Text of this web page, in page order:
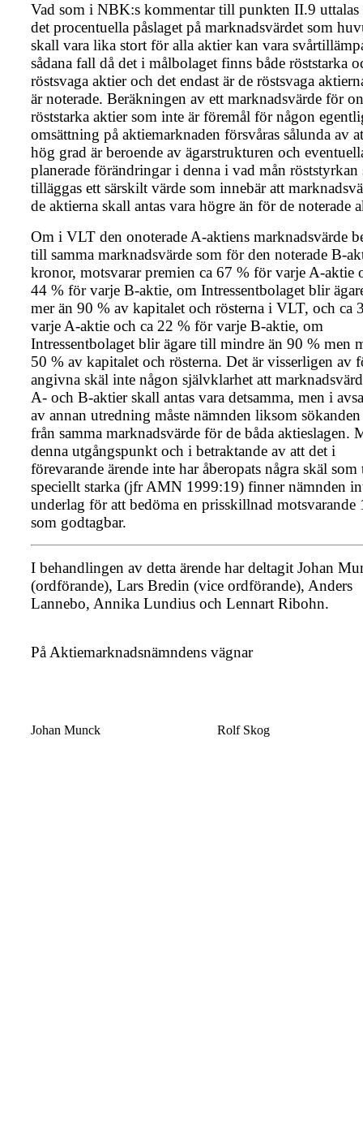
Vad som i NBK:s kommentar till punkten II.9 uttalas
det procentuella påslaget på marknadsvärdet som
skall vara lika stort för alla aktier kan vara
sådana fall då det i målbolaget finns både röststarka
röstsvaga aktier och det endast är de röstsvaga
är noterade. Beräkningen av ett marknadsvärde för
röststarka aktier som inte är föremål för någon
omsättning på aktiemarknaden försvåras sålunda av
hög grad är beroende av ägarstrukturen och
planerade förändringar i denna i vad mån röststyrkan
tilläggas ett särskilt värde som innebär att
de aktierna skall antas vara högre än för de noterade
Om i VLT den onoterade A-aktiens marknadsvärde
till samma marknadsvärde som för den noterade B-
kronor, motsvarar premien ca 67 % för varje A-aktie
44 % för varje B-aktie, om Intressentbolaget blir
mer än 90 % av kapitalet och rösterna i VLT, och ca
varje A-aktie och ca 22 % för varje B-aktie, om
Intressentbolaget blir ägare till mindre än 90 % men
50 % av kapitalet och rösterna. Det är visserligen av
angivna skäl inte någon självklarhet att
A- och B-aktier skall antas vara detsamma, men i
av annan utredning måste nämnden liksom
från samma marknadsvärde för de båda aktieslagen.
denna utgångspunkt och i betraktande av att det i
förevarande ärende inte har åberopats några skäl som
speciellt starka (jfr AMN 1999:19) finner nämnden
underlag för att bedöma en prisskillnad motsvarande
som godtagbar.
I behandlingen av detta ärende har deltagit Johan
(ordförande), Lars Bredin (vice ordförande), Anders
Lannebo, Annika Lundius och Lennart Ribohn.
På Aktiemarknadsnämndens vägnar
Johan Munck Rolf Skog